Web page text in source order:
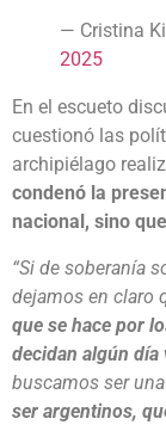
— Cristina
2025
En el escueto
cuestionó las
archipiélago
condenó la
nacional, sino
“Si de soberanía
dejamos en claro
que se hace por
decidan algún
buscamos ser
ser argentinos,